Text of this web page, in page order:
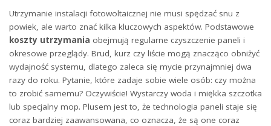
Utrzymanie instalacji fotowoltaicznej nie musi spędzać snu z
powiek, ale​ warto ⁢znać kilka kluczowych aspektów. Podstawowe
koszty utrzymania obejmują regularne czyszczenie paneli i
okresowe przeglądy. Brud, kurz czy liście ‍mogą znacząco ⁤obniżyć
wydajność systemu, dlatego zaleca się mycie przynajmniej dwa
razy do roku. Pytanie,⁤ które⁢ zadaje sobie wiele osób: czy można
to⁣ zrobić ‍samemu?⁤ Oczywiście! Wystarczy woda i‍ miękka szczotka
lub specjalny⁤ mop. Plusem jest to, że technologia paneli ⁢staje się
coraz bardziej zaawansowana, co oznacza, że są one coraz